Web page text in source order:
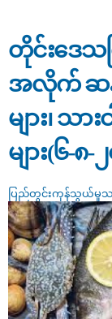
တိုင်းဒေသ
အလိုက် ဆန်၊
များ၊ သာ
များ(၆-၈-
ပြည်တွင်းကုန်သွယ်မှု